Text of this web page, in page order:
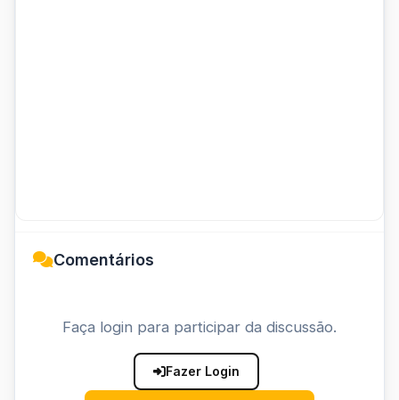
Comentários
Faça login para participar da discussão.
Fazer Login